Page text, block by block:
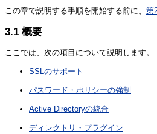
この章で説明する手順を開始する前に、 第
3.1 概要
ここでは、次の項目について説明します。
SSLのサポート
パスワード・ポリシーの強制
Active Directoryの統合
ディレクトリ・プラグイン